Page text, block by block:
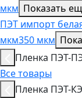
мкм Показать
ПЭТ импорт
мкм350 мкм
Пленка ПЭТ-
Все товары
Пленка ПЭТ-